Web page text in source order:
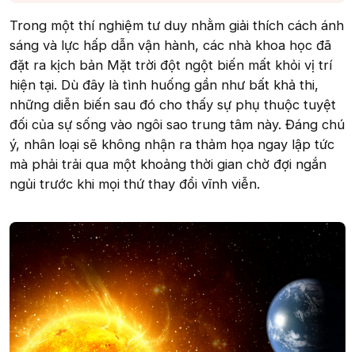
Trong một thí nghiệm tư duy nhằm giải thích cách ánh
sáng và lực hấp dẫn vận hành, các nhà khoa học đã
đặt ra kịch bản Mặt trời đột ngột biến mất khỏi vị trí
hiện tại. Dù đây là tình huống gần như bất khả thi,
những diễn biến sau đó cho thấy sự phụ thuộc tuyệt
đối của sự sống vào ngôi sao trung tâm này. Đáng chú
ý, nhân loại sẽ không nhận ra thảm họa ngay lập tức
mà phải trải qua một khoảng thời gian chờ đợi ngắn
ngủi trước khi mọi thứ thay đổi vĩnh viễn.